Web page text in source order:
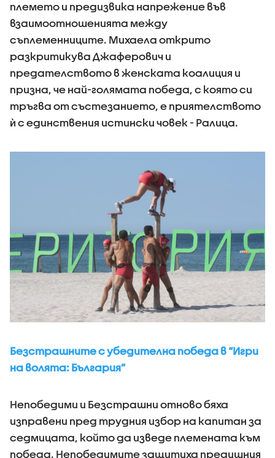
племето и предизвика напрежение във
взаимоотношенията между
съплеменниците. Михаела открито
разкритикува Джаферович и
предателството в женската коалиция и
призна, че най-голямата победа, с която си
тръгва от състезанието, е приятелството
ѝ с единствения истински човек - Ралица.
Безстрашните с убедителна победа в “Игри
на волята: България”
Непобедими и Безстрашни отново бяха
изправени пред трудния избор на капитан за
седмицата, който да изведе племената към
победа. Непобедимите защитиха предишния